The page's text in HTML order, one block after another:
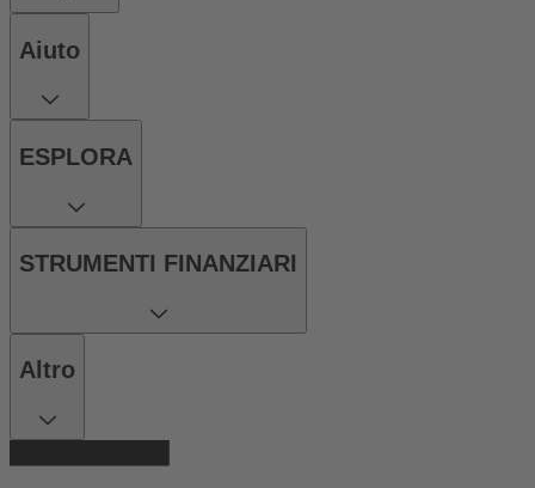
Aiuto
ESPLORA
STRUMENTI FINANZIARI
Altro